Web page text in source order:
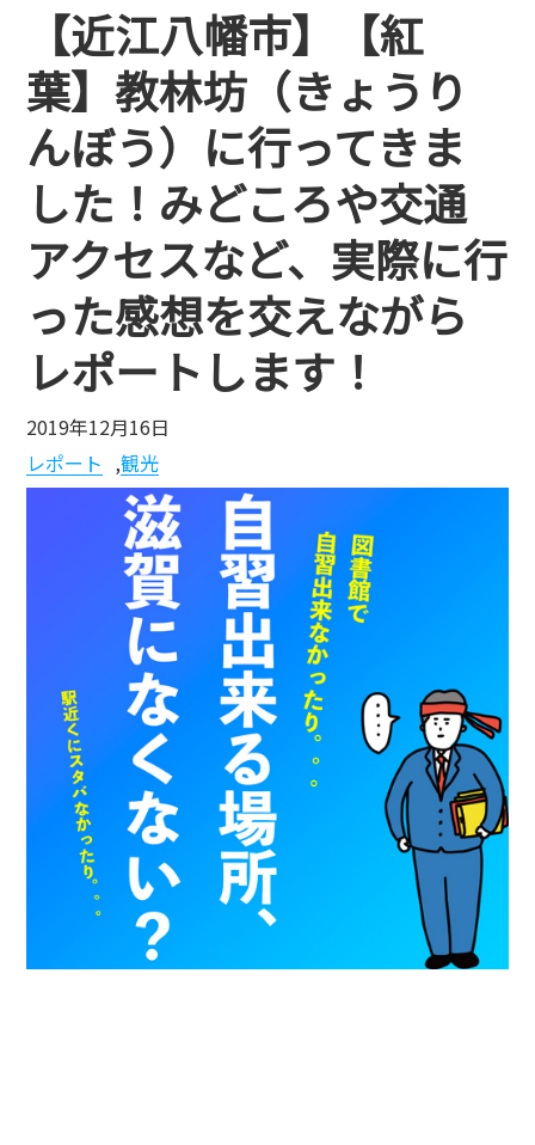
【近江八幡市】【紅
葉】教林坊（きょうり
んぼう）に行ってきま
した！みどころや交通
アクセスなど、実際に行
った感想を交えながら
レポートします！
2019年12月16日
レポート ,観光